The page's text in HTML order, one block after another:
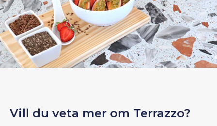
Vill du veta mer om Terrazzo?